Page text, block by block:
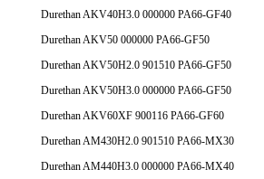
Durethan AKV40H3.0 000000 PA66-GF40
Durethan AKV50 000000 PA66-GF50
Durethan AKV50H2.0 901510 PA66-GF50
Durethan AKV50H3.0 000000 PA66-GF50
Durethan AKV60XF 900116 PA66-GF60
Durethan AM430H2.0 901510 PA66-MX30
Durethan AM440H3.0 000000 PA66-MX40